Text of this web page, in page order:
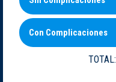
Con Complicaciones
TOTAL: